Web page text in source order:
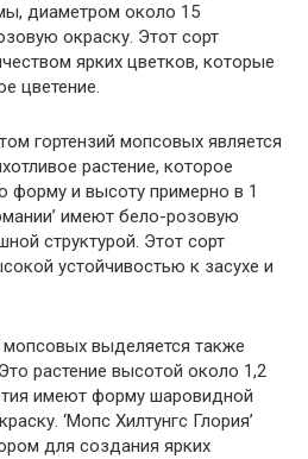
диаметром около 15
окраску. Этот сорт
ярких цветков, которые
цветение.
гортензий мопсовых является
растение, которое
форму и высоту примерно в 1
имеют бело-розовую
структурой. Этот сорт
устойчивостью к засухе и
мопсовых выделяется также
растение высотой около 1,2
имеют форму шаровидной
‘Мопс Хилтунгс Глория’
для создания ярких